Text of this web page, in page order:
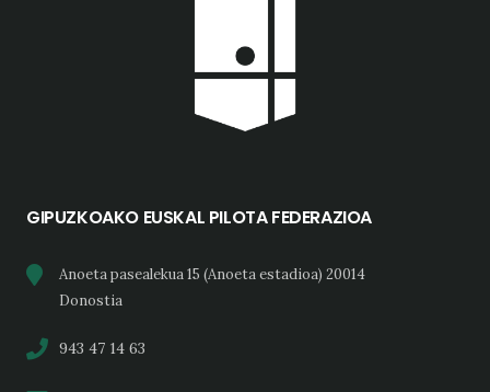
GIPUZKOAKO EUSKAL PILOTA FEDERAZIOA
Anoeta pasealekua 15 (Anoeta estadioa) 20014
Donostia
943 47 14 63